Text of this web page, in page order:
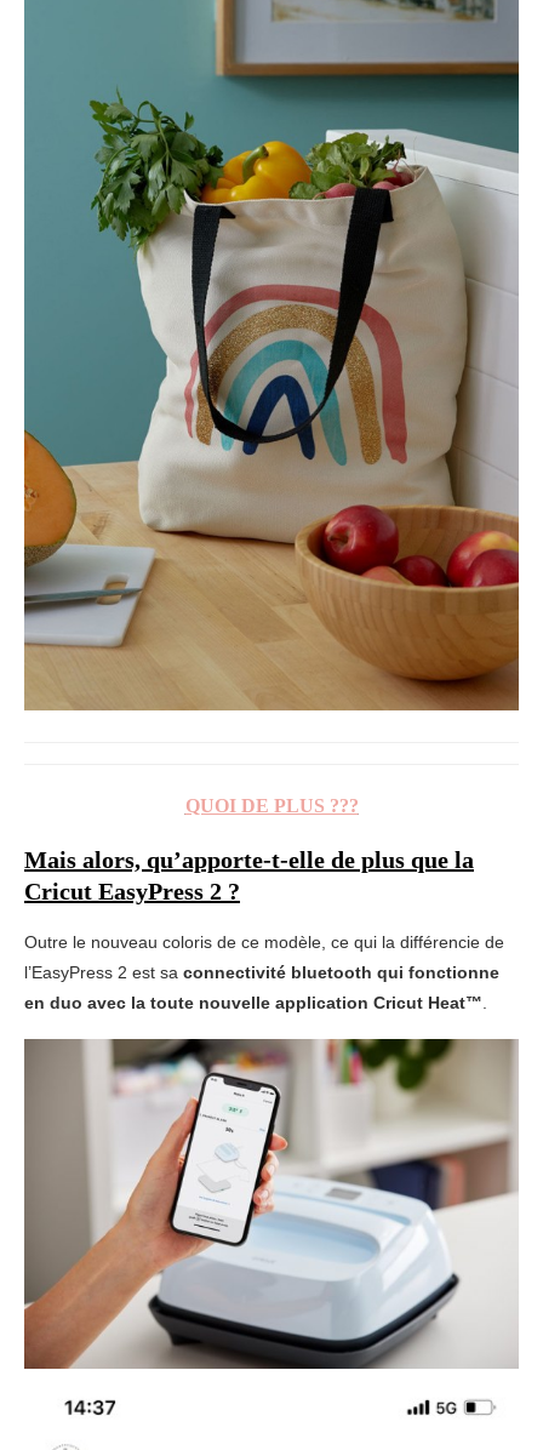
QUOI DE PLUS ???
Mais alors, qu’apporte-t-elle de plus que la
Cricut EasyPress 2 ?
Outre le nouveau coloris de ce modèle, ce qui la différencie de
l’EasyPress 2 est sa connectivité bluetooth qui fonctionne
en duo avec la toute nouvelle application Cricut Heat™